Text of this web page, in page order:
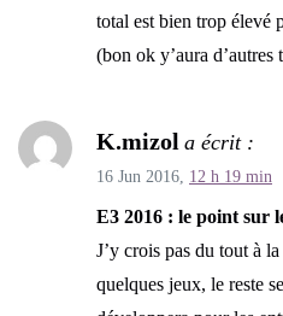
total est bien trop élevé
(bon ok y’aura d’autres
K.mizol a écrit :
16 Jun 2016, 12 h 19 min
E3 2016 : le point sur
J’y crois pas du tout à
quelques jeux, le reste